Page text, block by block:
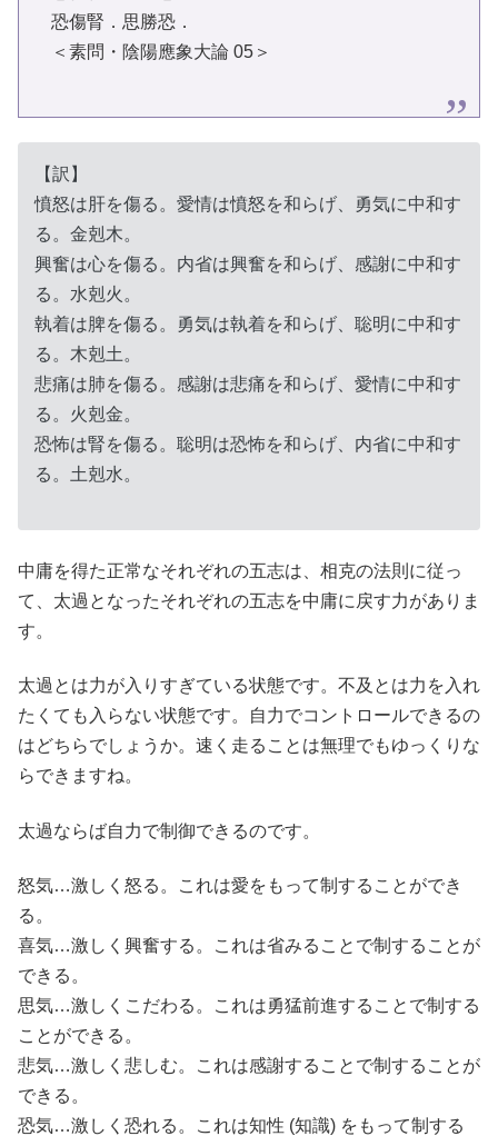
恐傷腎．思勝恐．
＜素問・陰陽應象大論 05＞
【訳】
憤怒は肝を傷る。愛情は憤怒を和らげ、勇気に中和す
る。金剋木。
興奮は心を傷る。内省は興奮を和らげ、感謝に中和す
る。水剋火。
執着は脾を傷る。勇気は執着を和らげ、聡明に中和す
る。木剋土。
悲痛は肺を傷る。感謝は悲痛を和らげ、愛情に中和す
る。火剋金。
恐怖は腎を傷る。聡明は恐怖を和らげ、内省に中和す
る。土剋水。
中庸を得た正常なそれぞれの五志は、相克の法則に従っ
て、太過となったそれぞれの五志を中庸に戻す力がありま
す。
太過とは力が入りすぎている状態です。不及とは力を入れ
たくても入らない状態です。自力でコントロールできるの
はどちらでしょうか。速く走ることは無理でもゆっくりな
らできますね。
太過ならば自力で制御できるのです。
怒気…激しく怒る。これは愛をもって制することができ
る。
喜気…激しく興奮する。これは省みることで制することが
できる。
思気…激しくこだわる。これは勇猛前進することで制する
ことができる。
悲気…激しく悲しむ。これは感謝することで制することが
できる。
恐気…激しく恐れる。これは知性 (知識) をもって制する